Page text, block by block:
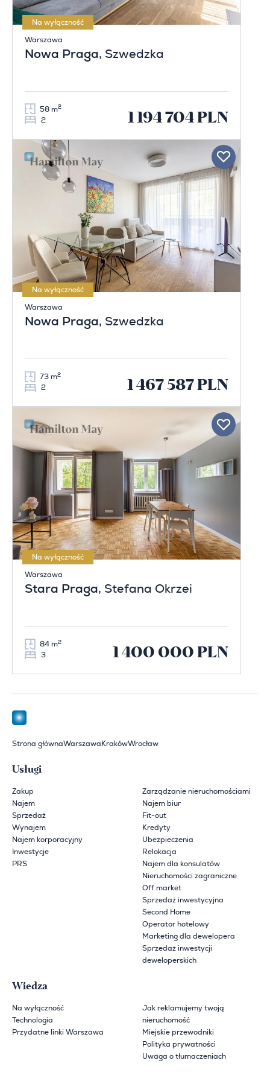
Na wyłączność
Warszawa
Nowa Praga, Szwedzka
58 m2
2 1 194 704 PLN
Na wyłączność
Warszawa
Nowa Praga, Szwedzka
73 m2
2 1 467 587 PLN
Na wyłączność
Warszawa
Stara Praga, Stefana Okrzei
84 m2
3 1 400 000 PLN
Strona głównaWarszawa KrakówWrocław
Usługi
Zakup
Najem
Sprzedaż
Wynajem
Najem korporacyjny
Inwestycje
PRS
Zarządzanie nieruchomościami
Najem biur
Fit-out
Kredyty
Ubezpieczenia
Relokacja
Najem dla konsulatów
Nieruchomości zagraniczne
Off market
Sprzedaż inwestycyjna
Second Home
Operator hotelowy
Marketing dla dewelopera
Sprzedaż inwestycji
deweloperskich
Wiedza
Na wyłączność
Technologia
Przydatne linki Warszawa
Jak reklamujemy twoją
nieruchomość
Miejskie przewodniki
Polityka prywatności
Uwaga o tłumaczeniach